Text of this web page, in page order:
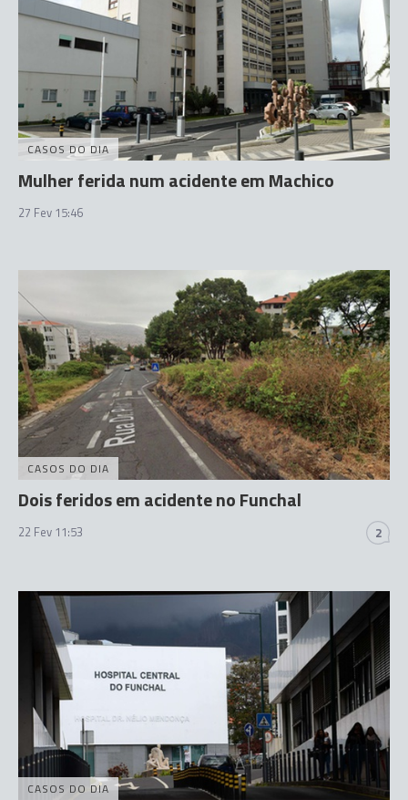
CASOS DO DIA
Mulher ferida num acidente em Machico
27 Fev 15:46
CASOS DO DIA
Dois feridos em acidente no Funchal
22 Fev 11:53 2
CASOS DO DIA